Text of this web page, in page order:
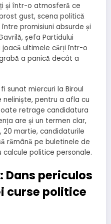
și într-o atmosferă ce
gust, scena politică
promisiuni absurde și
șefa Partidului
joacă ultimele cărți într-o
a panică decât a
sunat miercuri la Biroul
neliniște, pentru a afla cu
retrage candidatura
are și un termen clar,
martie, candidaturile
rămână pe buletinele de
politice personale.
Dans periculos
curse politice